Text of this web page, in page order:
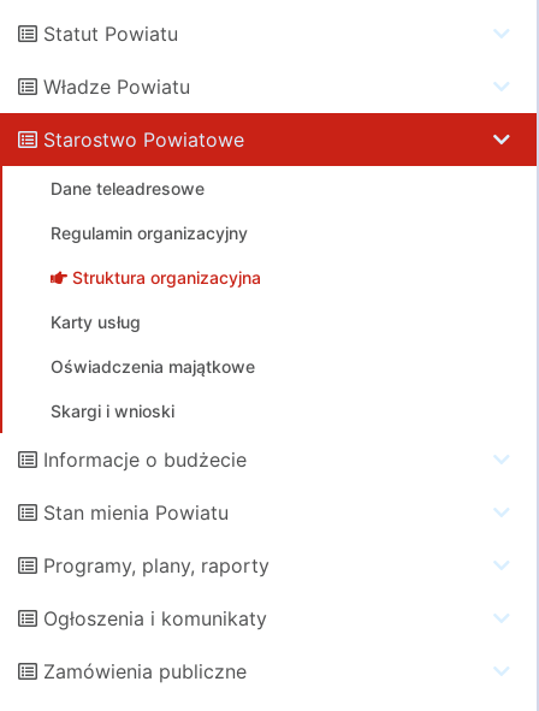
Statut Powiatu
Władze Powiatu
Starostwo Powiatowe
Dane teleadresowe
Regulamin organizacyjny
Struktura organizacyjna
Karty usług
Oświadczenia majątkowe
Skargi i wnioski
Informacje o budżecie
Stan mienia Powiatu
Programy, plany, raporty
Ogłoszenia i komunikaty
Zamówienia publiczne